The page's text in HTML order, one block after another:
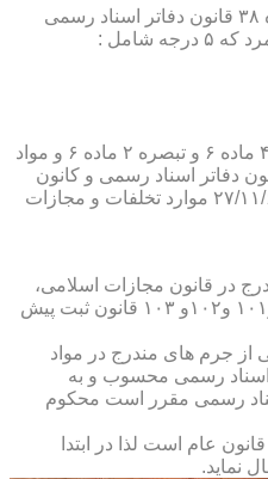
۱-مسئولیت انتظامی و اداری ماده ۳۸ قانون دفاتر اسناد رسمی
شامل :
و طبق ماده ۲۹ آئین نامه های بند ۴ ماده ۶ و تبصره ۲ ماده ۶ و مواد
۱۹-۲۰-۲۴-۲۸-۳۷ و ۵۳ قانون دفاتر اسناد رسمی و کانون
سردفتران و دفتریاران مصوب ۲۷/۱۱/۶۰ موارد تخلفات و مجازات
در قانون مجازات اسلامی،
مقررات خاصی نیز در مواد ۱۰۰ و۱۰۱ و۱۰۲و ۱۰۳ قانون ثبت پیش
از جرم های مندرج در مواد
رسمی محسوب و به
رسمی مقرر است محکوم
عام است لذا در ابتدا
نماید.